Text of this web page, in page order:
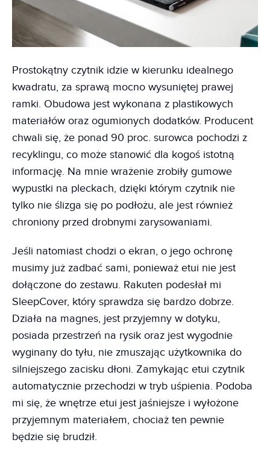
Prostokątny czytnik idzie w kierunku idealnego
kwadratu, za sprawą mocno wysuniętej prawej
ramki. Obudowa jest wykonana z plastikowych
materiałów oraz ogumionych dodatków. Producent
chwali się, że ponad 90 proc. surowca pochodzi z
recyklingu, co może stanowić dla kogoś istotną
informację. Na mnie wrażenie zrobiły gumowe
wypustki na pleckach, dzięki którym czytnik nie
tylko nie ślizga się po podłożu, ale jest również
chroniony przed drobnymi zarysowaniami.
Jeśli natomiast chodzi o ekran, o jego ochronę
musimy już zadbać sami, ponieważ etui nie jest
dołączone do zestawu. Rakuten podesłał mi
SleepCover, który sprawdza się bardzo dobrze.
Działa na magnes, jest przyjemny w dotyku,
posiada przestrzeń na rysik oraz jest wygodnie
wyginany do tyłu, nie zmuszając użytkownika do
silniejszego zacisku dłoni. Zamykając etui czytnik
automatycznie przechodzi w tryb uśpienia. Podoba
mi się, że wnętrze etui jest jaśniejsze i wyłożone
przyjemnym materiałem, chociaż ten pewnie
będzie się brudził.